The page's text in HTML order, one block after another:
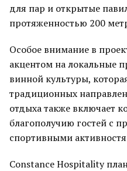
для пар и открытые
протяженностью 200
Особое внимание в
акцентом на локальные
винной культуры,
традиционных
отдыха также включает
благополучию гостей с
спортивными
Constance Hospitality